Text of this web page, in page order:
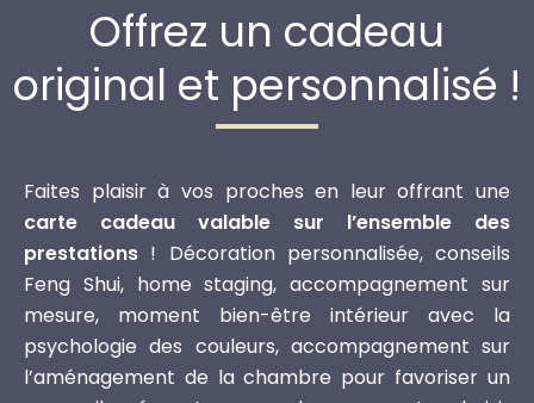
Offrez un cadeau
original et personnalisé !
Faites plaisir à vos proches en leur offrant une
carte cadeau valable sur l’ensemble des
prestations ! Décoration personnalisée, conseils
Feng Shui, home staging, accompagnement sur
mesure, moment bien-être intérieur avec la
psychologie des couleurs, accompagnement sur
l’aménagement de la chambre pour favoriser un